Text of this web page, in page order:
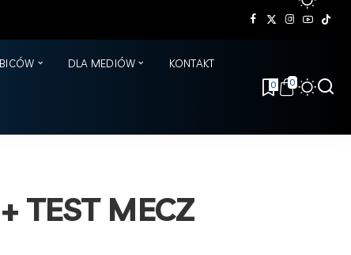
DLA MEDIÓW KONTAKT
0 0
TEST MECZ